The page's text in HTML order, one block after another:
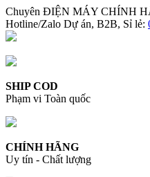
Chuyên ĐIỆN MÁY CHÍNH
Hotline/Zalo Dự án, B2B, Sỉ lẻ:
SHIP COD
Phạm vi Toàn quốc
CHÍNH HÃNG
Uy tín - Chất lượng